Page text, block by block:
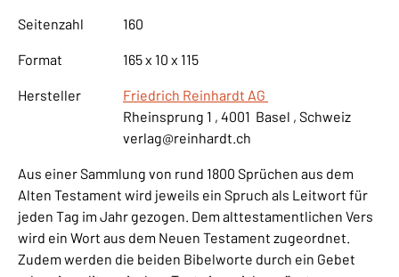
Seitenzahl 160
Format 165 x 10 x 115
Hersteller
Friedrich Reinhardt AG
Rheinsprung 1 , 4001 Basel , Schweiz
verlag@reinhardt.ch
Aus einer Sammlung von rund 1800 Sprüchen aus dem
Alten Testament wird jeweils ein Spruch als Leitwort für
jeden Tag im Jahr gezogen. Dem alttestamentlichen Vers
wird ein Wort aus dem Neuen Testament zugeordnet.
Zudem werden die beiden Bibelworte durch ein Gebet